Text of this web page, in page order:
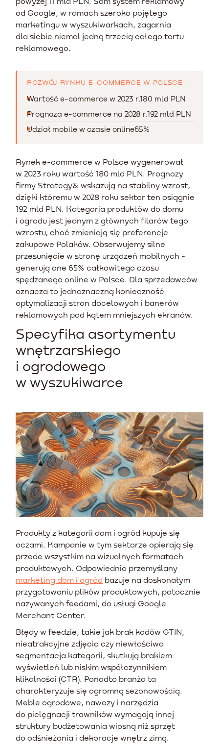
od Google, w ramach szeroko pojętego
marketingu w wyszukiwarkach, zagarnia
dla siebie niemal jedną trzecią całego tortu
reklamowego.
ROZWÓJ RYNKU E-COMMERCE W POLSCE
Wartość e-commerce w 2023 r.180 mld PLN
Prognoza e-commerce na 2028 r.192 mld PLN
Udział mobile w czasie online65%
Rynek e-commerce w Polsce wygenerował
w 2023 roku wartość 180 mld PLN. Prognozy
firmy Strategy& wskazują na stabilny wzrost,
dzięki któremu w 2028 roku sektor ten osiągnie
192 mld PLN. Kategoria produktów do domu
i ogrodu jest jednym z głównych filarów tego
wzrostu, choć zmieniają się preferencje
zakupowe Polaków. Obserwujemy silne
przesunięcie w stronę urządzeń mobilnych -
generują one 65% całkowitego czasu
spędzanego online w Polsce. Dla sprzedawców
oznacza to jednoznaczną konieczność
optymalizacji stron docelowych i banerów
reklamowych pod kątem mniejszych ekranów.
Specyfika asortymentu
wnętrzarskiego
i ogrodowego
w wyszukiwarce
Produkty z kategorii dom i ogród kupuje się
oczami. Kampanie w tym sektorze opierają się
przede wszystkim na wizualnych formatach
produktowych. Odpowiednio przemyślany
marketing dom i ogród bazuje na doskonałym
przygotowaniu plików produktowych, potocznie
nazywanych feedami, do usługi Google
Merchant Center.
Błędy w feedzie, takie jak brak kodów GTIN,
nieatrakcyjne zdjęcia czy niewłaściwa
segmentacja kategorii, skutkują brakiem
wyświetleń lub niskim współczynnikiem
klikalności (CTR). Ponadto branża ta
charakteryzuje się ogromną sezonowością.
Meble ogrodowe, nawozy i narzędzia
do pielęgnacji trawników wymagają innej
struktury budżetowania wiosną niż sprzęt
do odśnieżania i dekoracje wnętrz zimą.